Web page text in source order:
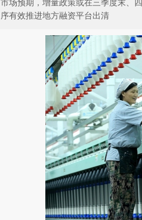
市场预期，增量政策或在三季度末、
序有效推进地方融资平台出清